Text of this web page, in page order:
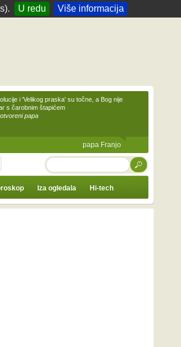
U redu Više informacija
i 'Velikog praska' su točne, a Bog nije
s čarobnim štapićem
papa
papa Franjo
TRAŽI
Iza ogledala Hi-tech